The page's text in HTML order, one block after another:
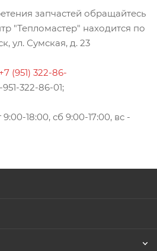
запчастей обращайтесь
"Тепломастер" находится по
ул. Сумская, д. 23
+7 (951) 322-86-
322-86-01;
18:00, сб 9:00-17:00, вс -